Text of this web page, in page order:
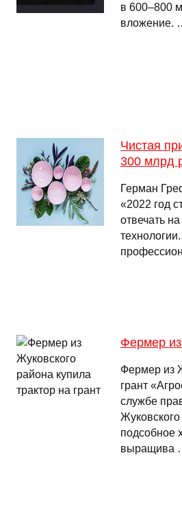
в 600‒800
вложение.
Чистая
300 млрд
Герман
«2022 год
отвечать
Фермер из
Фермер из
грант
службе
подсобное
выращива